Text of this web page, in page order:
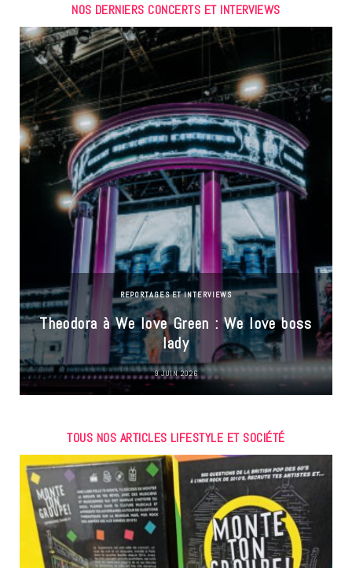
NOS DERNIERS CONCERTS ET INTERVIEWS
REPORTAGES ET INTERVIEWS
Theodora à We love Green : We love boss
lady
9 JUIN 2026
TOUS NOS ARTICLES LIFESTYLE ET SOCIÉTÉ